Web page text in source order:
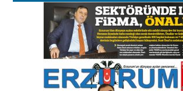
Murat Şahsuvaroğlu ERKON’da
çıtayı yukarı taşırken,
yönetimdekiler aşağı
çekmemeli!
17 Şubat 2026 SalıOrhan BOZKURT
Bir fotoğraf, bir şehir, bir
gazeteci… Dizginler kimin
elinde?